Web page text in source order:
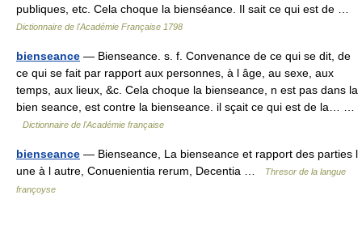
publiques, etc. Cela choque la bienséance. Il sait ce qui est de …
Dictionnaire de l'Académie Française 1798
bienseance — Bienseance. s. f. Convenance de ce qui se dit, de
ce qui se fait par rapport aux personnes, à l âge, au sexe, aux
temps, aux lieux, &c. Cela choque la bienseance, n est pas dans la
bien seance, est contre la bienseance. il sçait ce qui est de la… …
Dictionnaire de l'Académie française
bienseance — Bienseance, La bienseance et rapport des parties l
une à l autre, Conuenientia rerum, Decentia …
Thresor de la langue
françoyse